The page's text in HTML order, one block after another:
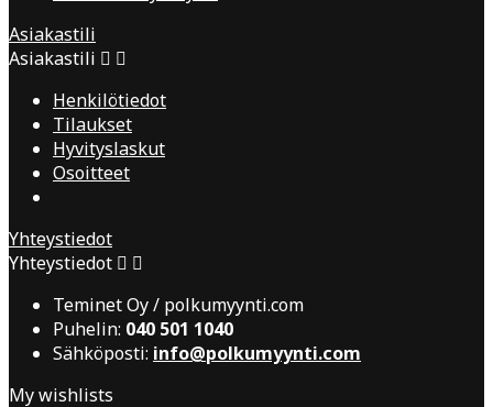
Asiakastili
Asiakastili  
Henkilötiedot
Tilaukset
Hyvityslaskut
Osoitteet
Yhteystiedot
Yhteystiedot  
Teminet Oy / polkumyynti.com
Puhelin: 040 501 1040
Sähköposti: info@polkumyynti.com
My wishlists